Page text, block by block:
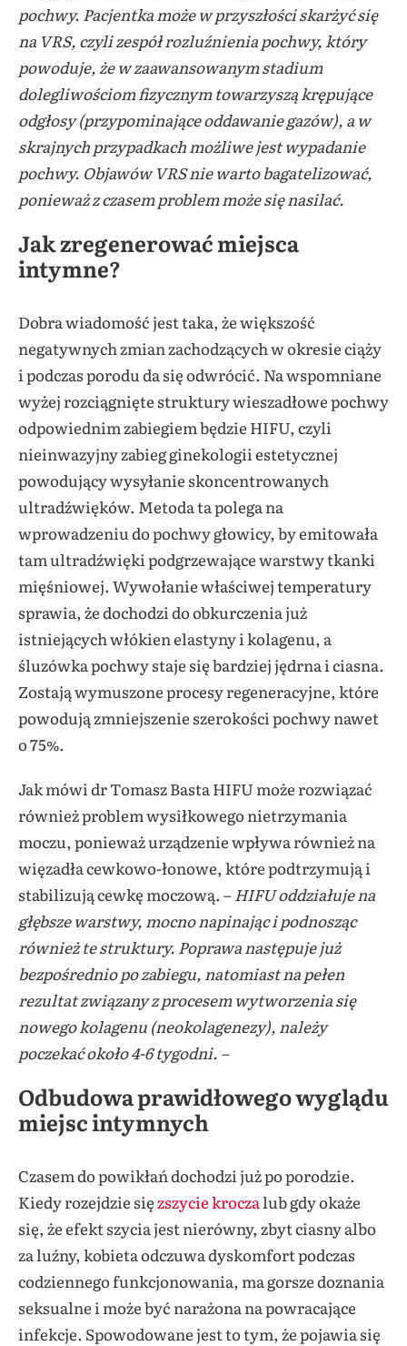
pochwy. Pacjentka może w przyszłości skarżyć się
na VRS, czyli zespół rozluźnienia pochwy, który
powoduje, że w zaawansowanym stadium
dolegliwościom fizycznym towarzyszą krępujące
odgłosy (przypominające oddawanie gazów), a w
skrajnych przypadkach możliwe jest wypadanie
pochwy. Objawów VRS nie warto bagatelizować,
ponieważ z czasem problem może się nasilać.
Jak zregenerować miejsca
intymne?
Dobra wiadomość jest taka, że większość
negatywnych zmian zachodzących w okresie ciąży
i podczas porodu da się odwrócić. Na wspomniane
wyżej rozciągnięte struktury wieszadłowe pochwy
odpowiednim zabiegiem będzie HIFU, czyli
nieinwazyjny zabieg ginekologii estetycznej
powodujący wysyłanie skoncentrowanych
ultradźwięków. Metoda ta polega na
wprowadzeniu do pochwy głowicy, by emitowała
tam ultradźwięki podgrzewające warstwy tkanki
mięśniowej. Wywołanie właściwej temperatury
sprawia, że dochodzi do obkurczenia już
istniejących włókien elastyny i kolagenu, a
śluzówka pochwy staje się bardziej jędrna i ciasna.
Zostają wymuszone procesy regeneracyjne, które
powodują zmniejszenie szerokości pochwy nawet
o 75%.
Jak mówi dr Tomasz Basta HIFU może rozwiązać
również problem wysiłkowego nietrzymania
moczu, ponieważ urządzenie wpływa również na
więzadła cewkowo-łonowe, które podtrzymują i
stabilizują cewkę moczową. – HIFU oddziałuje na
głębsze warstwy, mocno napinając i podnosząc
również te struktury. Poprawa następuje już
bezpośrednio po zabiegu, natomiast na pełen
rezultat związany z procesem wytworzenia się
nowego kolagenu (neokolagenezy), należy
poczekać około 4-6 tygodni. –
Odbudowa prawidłowego wyglądu
miejsc intymnych
Czasem do powikłań dochodzi już po porodzie.
Kiedy rozejdzie sięzszycie kroczalub gdy okaże
się, że efekt szycia jest nierówny, zbyt ciasny albo
za luźny, kobieta odczuwa dyskomfort podczas
codziennego funkcjonowania, ma gorsze doznania
seksualne i może być narażona na powracające
infekcje. Spowodowane jest to tym, że pojawia się